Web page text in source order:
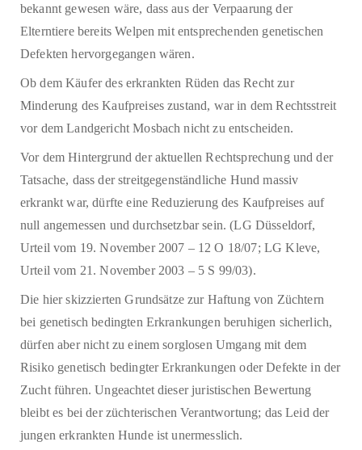
bekannt gewesen wäre, dass aus der Verpaarung der
Elterntiere bereits Welpen mit entsprechenden genetischen
Defekten hervorgegangen wären.
Ob dem Käufer des erkrankten Rüden das Recht zur
Minderung des Kaufpreises zustand, war in dem Rechtsstreit
vor dem Landgericht Mosbach nicht zu entscheiden.
Vor dem Hintergrund der aktuellen Rechtsprechung und der
Tatsache, dass der streitgegenständliche Hund massiv
erkrankt war, dürfte eine Reduzierung des Kaufpreises auf
null angemessen und durchsetzbar sein. (LG Düsseldorf,
Urteil vom 19. November 2007 – 12 O 18/07; LG Kleve,
Urteil vom 21. November 2003 – 5 S 99/03).
Die hier skizzierten Grundsätze zur Haftung von Züchtern
bei genetisch bedingten Erkrankungen beruhigen sicherlich,
dürfen aber nicht zu einem sorglosen Umgang mit dem
Risiko genetisch bedingter Erkrankungen oder Defekte in der
Zucht führen. Ungeachtet dieser juristischen Bewertung
bleibt es bei der züchterischen Verantwortung; das Leid der
jungen erkrankten Hunde ist unermesslich.